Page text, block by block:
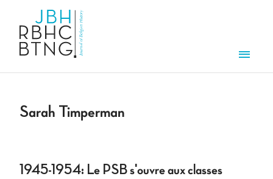
Sarah Timperman
1945-1954: Le PSB s'ouvre aux classes